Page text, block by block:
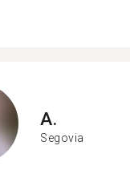
A.
Segovia